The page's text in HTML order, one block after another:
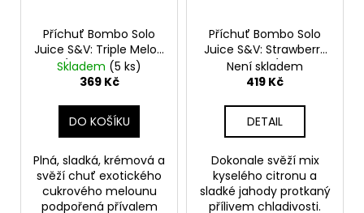
Příchuť Bombo Solo
Juice S&V: Triple Melon
Ice (Ledový cukrový
meloun) objem 15ml
Skladem (5 ks)
369 Kč
DO KOŠÍKU
Plná, sladká, krémová a
svěží chuť exotického
cukrového melounu
podpořená přívalem
Příchuť Bombo Solo
Juice S&V: Strawberry
Lemon Ice (Ledová
jahoda s citronem)
Není skladem
419 Kč
DETAIL
Dokonale svěží mix
kyselého citronu a
sladké jahody protkaný
přílivem chladivosti.